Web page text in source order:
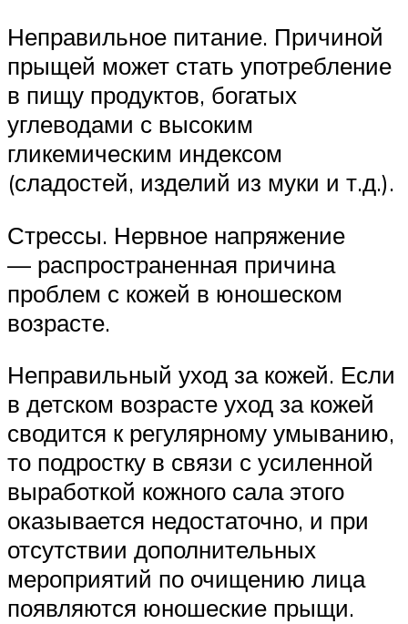
Неправильное питание. Причиной
прыщей может стать употребление
в пищу продуктов, богатых
углеводами с высоким
гликемическим индексом
(сладостей, изделий из муки и т.д.).
Стрессы. Нервное напряжение
— распространенная причина
проблем с кожей в юношеском
возрасте.
Неправильный уход за кожей. Если
в детском возрасте уход за кожей
сводится к регулярному умыванию,
то подростку в связи с усиленной
выработкой кожного сала этого
оказывается недостаточно, и при
отсутствии дополнительных
мероприятий по очищению лица
появляются юношеские прыщи.